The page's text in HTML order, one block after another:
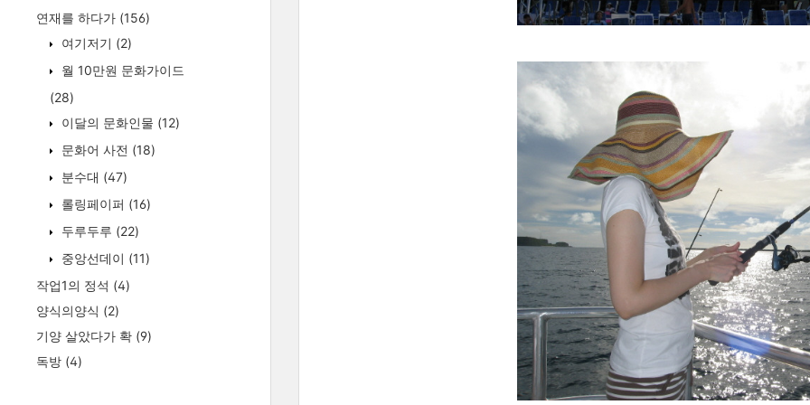
연재를 하다가 (156)
여기저기 (2)
월 10만원 문화가이드
(28)
이달의 문화인물 (12)
문화어 사전 (18)
분수대 (47)
롤링페이퍼 (16)
두루두루 (22)
중앙선데이 (11)
작업1의 정석 (4)
양식의양식 (2)
기양 살았다가 확 (9)
독방 (4)